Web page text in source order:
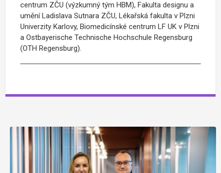
centrum ZČU (výzkumný tým HBM), Fakulta designu a
umění Ladislava Sutnara ZČU, Lékařská fakulta v Plzni
Univerzity Karlovy, Biomedicínské centrum LF UK v Plzni
a Ostbayerische Technische Hochschule Regensburg
(OTH Regensburg).